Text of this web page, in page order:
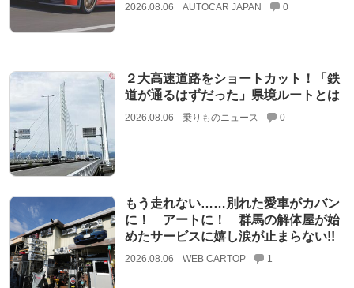
2026.08.06 AUTOCAR JAPAN 0
２大高速道路をショートカット！「鉄
道が通るはずだった」県境ルートとは
2026.08.06 乗りものニュース 0
もう走れない……別れた愛車がカバン
に！ アートに！ 群馬の解体屋が始
めたサービスに嬉し涙が止まらない!!
2026.08.06 WEB CARTOP 1